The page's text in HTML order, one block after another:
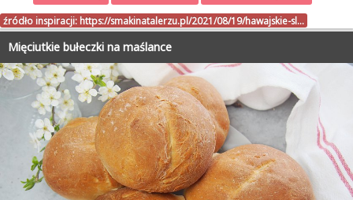
źródło inspiracji: https://smakinatalerzu.pl/2021/08/19/hawajskie-sl…
Mięciutkie bułeczki na maślance